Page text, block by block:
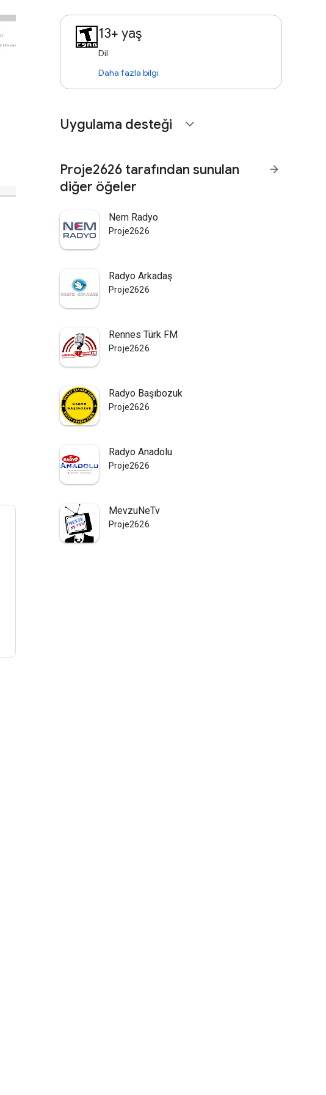
13+ yaş
Dil
Daha fazla bilgi
Uygulama desteği expand_more
Proje2626 tarafından sunulan
diğer öğeler
arrow_forward
Nem Radyo
Proje2626
Radyo Arkadaş
Proje2626
Rennes Türk FM
Proje2626
Radyo Başıbozuk
Proje2626
Radyo Anadolu
Proje2626
MevzuNeTv
Proje2626